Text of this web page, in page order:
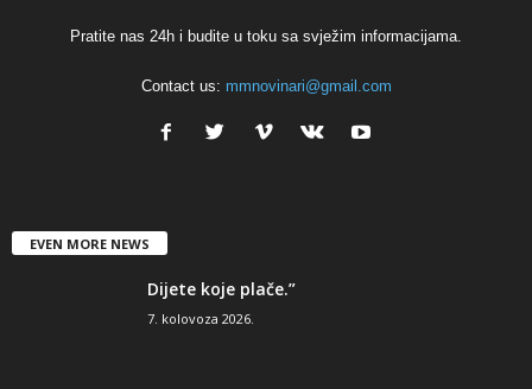
Pratite nas 24h i budite u toku sa svježim informacijama.
Contact us: mmnovinari@gmail.com
EVEN MORE NEWS
Dijete koje plače.”
7. kolovoza 2026.